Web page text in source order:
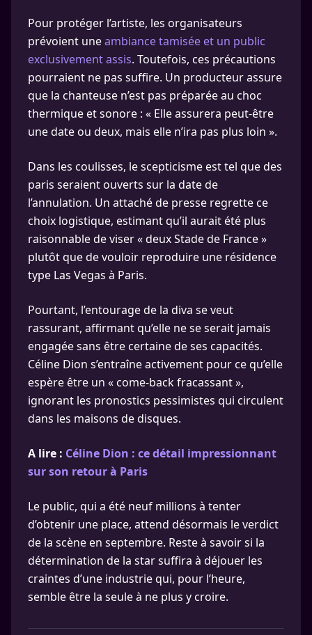
Pour protéger l’artiste, les organisateurs
prévoient uneambiance tamisée et un public
exclusivement assis. Toutefois, ces précautions
pourraient ne pas suffire. Un producteur assure
que la chanteuse n’est pas préparée au choc
thermique et sonore : « Elle assurera peut-être
une date ou deux, mais elle n’ira pas plus loin ».
Dans les coulisses, le scepticisme est tel que des
paris seraient ouverts sur la date de
l’annulation. Un attaché de presse regrette ce
choix logistique, estimant qu’il aurait été plus
raisonnable de viser « deux Stade de France »
plutôt que de vouloir reproduire une résidence
type Las Vegas à Paris.
Pourtant, l’entourage de la diva se veut
rassurant, affirmant qu’elle ne se serait jamais
engagée sans être certaine de ses capacités.
Céline Dion s’entraîne activement pour ce qu’elle
espère être un « come-back fracassant »,
ignorant les pronostics pessimistes qui circulent
dans les maisons de disques.
A lire : Céline Dion : ce détail impressionnant
sur son retour à Paris
Le public, qui a été neuf millions à tenter
d’obtenir une place, attend désormais le verdict
de la scène en septembre. Reste à savoir si la
détermination de la star suffira à déjouer les
craintes d’une industrie qui, pour l’heure,
semble être la seule à ne plus y croire.